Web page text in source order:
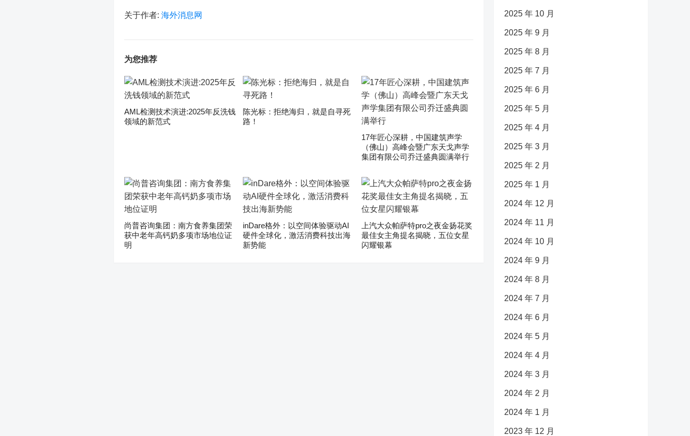
关于作者: 海外消息网
为您推荐
AML检测技术演进:2025年反洗钱
领域的新范式
陈光标：拒绝海归，就是自寻死
路！
17年匠心深耕，中国建筑声学
（佛山）高峰会暨广东天戈声学
集团有限公司乔迁盛典圆满举行
尚普咨询集团：南方食养集团荣
获中老年高钙奶多项市场地位证
明
inDare格外：以空间体验驱动AI
硬件全球化，激活消费科技出海
新势能
上汽大众帕萨特pro之夜金扬花奖
最佳女主角提名揭晓，五位女星
闪耀银幕
2025 年 10 月
2025 年 9 月
2025 年 8 月
2025 年 7 月
2025 年 6 月
2025 年 5 月
2025 年 4 月
2025 年 3 月
2025 年 2 月
2025 年 1 月
2024 年 12 月
2024 年 11 月
2024 年 10 月
2024 年 9 月
2024 年 8 月
2024 年 7 月
2024 年 6 月
2024 年 5 月
2024 年 4 月
2024 年 3 月
2024 年 2 月
2024 年 1 月
2023 年 12 月